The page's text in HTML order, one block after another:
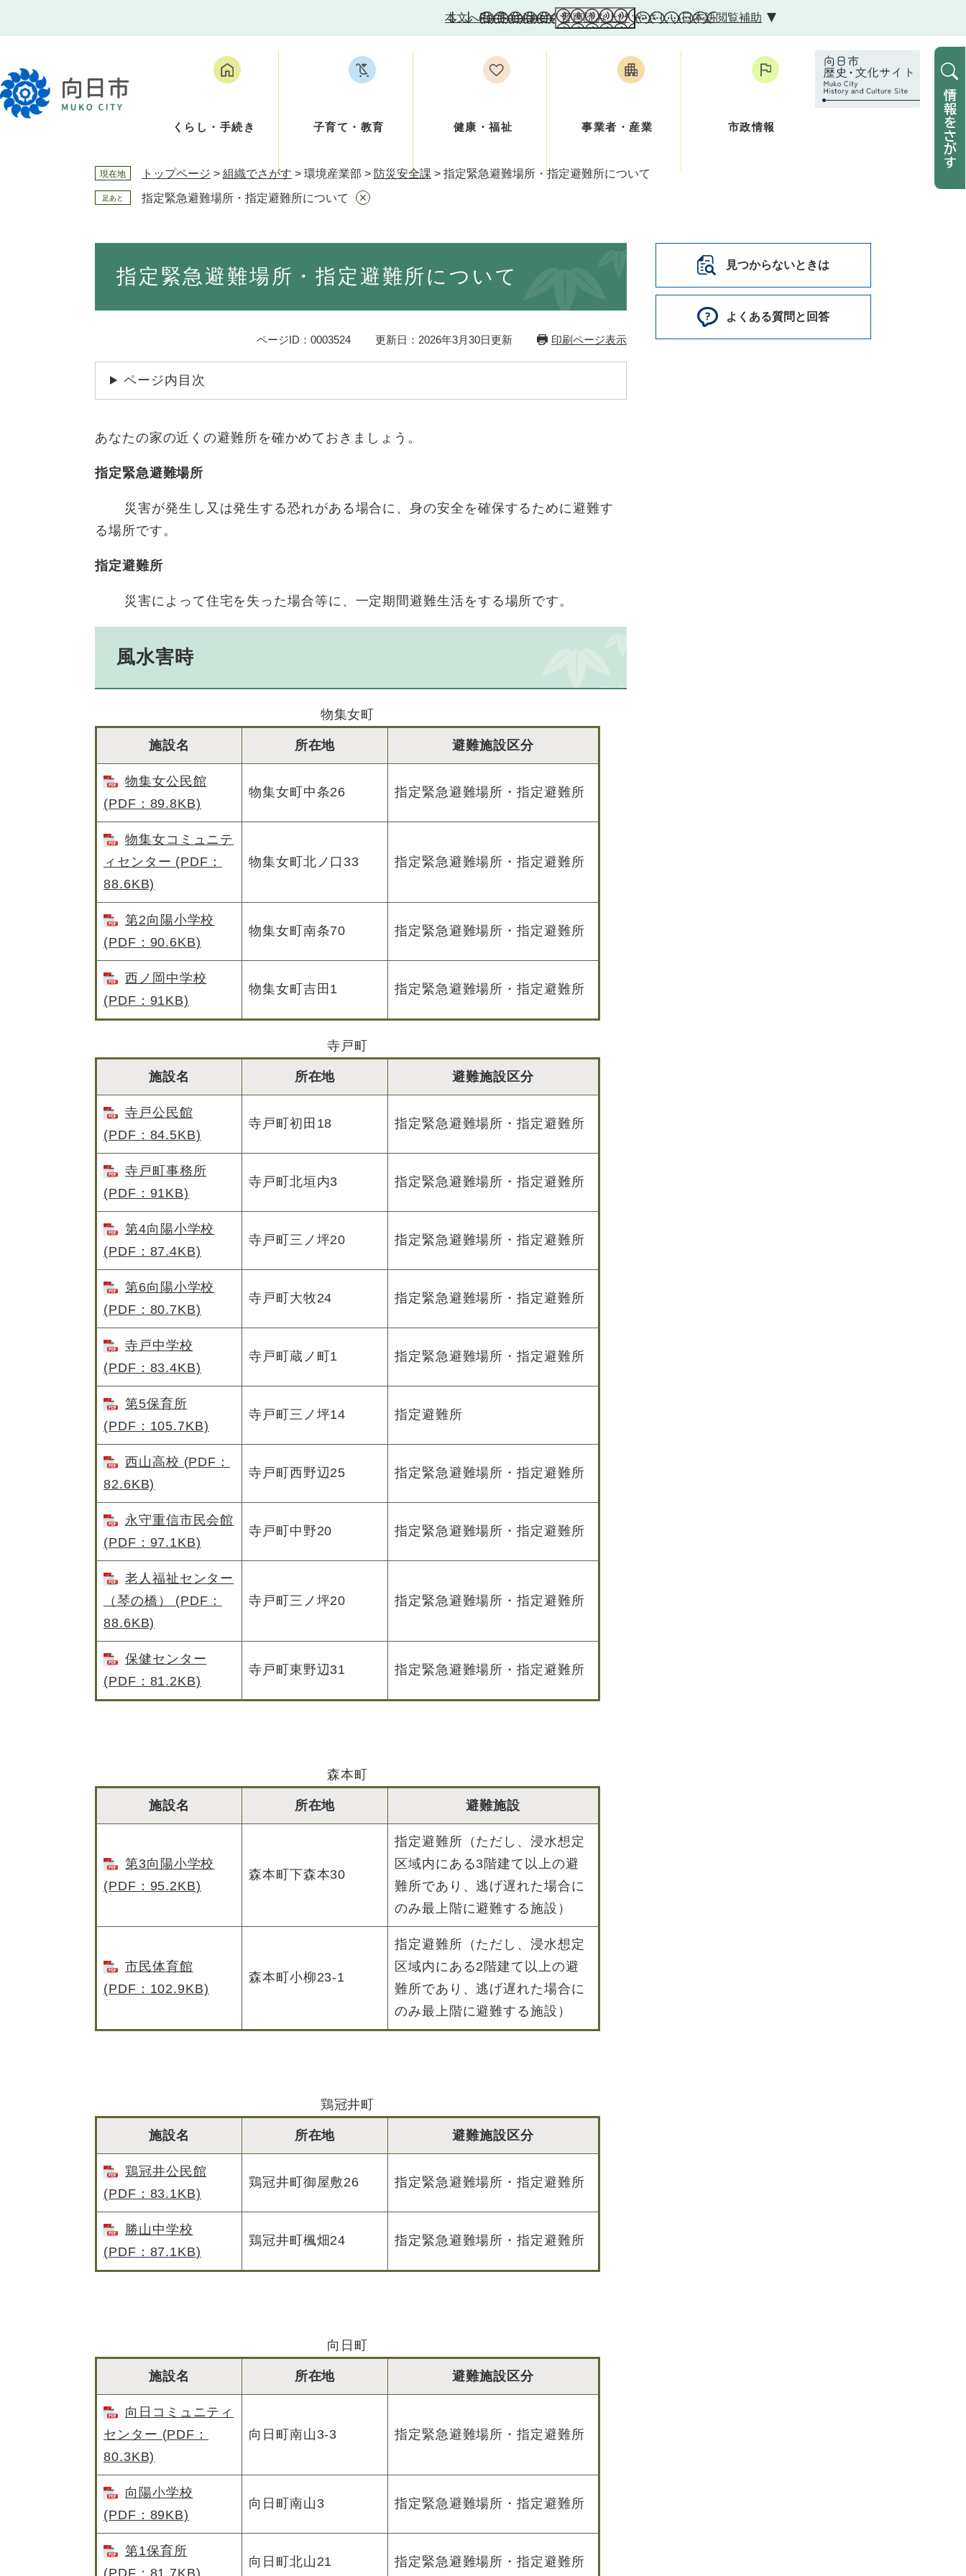
先
頭
で
を
飛
ば
本文へFor Foreigners 音声読み上げ やさしい日本語閲覧補助
くらし・手続き 子育て・教育 健康・福祉 事業者・産業 市政情報
現在地 トップページ > 組織でさがす > 環境産業部 > 防災安全課 > 指定緊急避難場所・指定避難所について
足あと 指定緊急避難場所・指定避難所について
指定緊急避難場所・指定避難所について
ページID：0003524 更新日：2026年3月30日更新 印刷ページ表示
ページ内目次
あなたの家の近くの避難所を確かめておきましょう。
指定緊急避難場所
災害が発生し又は発生する恐れがある場合に、身の安全を確保するために避難す
る場所です。
指定避難所
災害によって住宅を失った場合等に、一定期間避難生活をする場所です。
風水害時
物集女町
施設名 所在地 避難施設区分
物集女公民館
(PDF：89.8KB)
物集女町中条26 指定緊急避難場所・指定避難所
物集女コミュニテ
ィセンター (PDF：
88.6KB)
物集女町北ノ口33 指定緊急避難場所・指定避難所
第2向陽小学校
(PDF：90.6KB)
物集女町南条70 指定緊急避難場所・指定避難所
西ノ岡中学校
(PDF：91KB)
物集女町吉田1 指定緊急避難場所・指定避難所
寺戸町
施設名 所在地 避難施設区分
寺戸公民館
(PDF：84.5KB)
寺戸町初田18 指定緊急避難場所・指定避難所
寺戸町事務所
(PDF：91KB)
寺戸町北垣内3 指定緊急避難場所・指定避難所
第4向陽小学校
(PDF：87.4KB)
寺戸町三ノ坪20 指定緊急避難場所・指定避難所
第6向陽小学校
(PDF：80.7KB)
寺戸町大牧24 指定緊急避難場所・指定避難所
寺戸中学校
(PDF：83.4KB)
寺戸町蔵ノ町1 指定緊急避難場所・指定避難所
第5保育所
(PDF：105.7KB)
寺戸町三ノ坪14 指定避難所
西山高校 (PDF：
82.6KB)
寺戸町西野辺25 指定緊急避難場所・指定避難所
永守重信市民会館
(PDF：97.1KB)
寺戸町中野20 指定緊急避難場所・指定避難所
老人福祉センター
（琴の橋） (PDF：
88.6KB)
寺戸町三ノ坪20 指定緊急避難場所・指定避難所
保健センター
(PDF：81.2KB)
寺戸町東野辺31 指定緊急避難場所・指定避難所
森本町
施設名 所在地 避難施設
第3向陽小学校
(PDF：95.2KB)
森本町下森本30
指定避難所（ただし、浸水想定
区域内にある3階建て以上の避
難所であり、逃げ遅れた場合に
のみ最上階に避難する施設）
市民体育館
(PDF：102.9KB)
森本町小柳23-1
指定避難所（ただし、浸水想定
区域内にある2階建て以上の避
難所であり、逃げ遅れた場合に
のみ最上階に避難する施設）
鶏冠井町
施設名 所在地 避難施設区分
鶏冠井公民館
(PDF：83.1KB)
鶏冠井町御屋敷26 指定緊急避難場所・指定避難所
勝山中学校
(PDF：87.1KB)
鶏冠井町楓畑24 指定緊急避難場所・指定避難所
向日町
施設名 所在地 避難施設区分
向日コミュニティ
センター (PDF：
80.3KB)
向日町南山3-3 指定緊急避難場所・指定避難所
向陽小学校
(PDF：89KB)
向日町南山3 指定緊急避難場所・指定避難所
第1保育所
(PDF：81.7KB)
向日町北山21 指定緊急避難場所・指定避難所
見つからないときは
よくある質問と回答